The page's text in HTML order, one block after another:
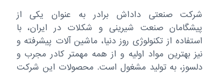
شرکت صنعتی داداش برادر به عنوان یکی از
پیشگامان صنعت شیرینی و شکلات در ایران، با
استفاده از تکنولوژی روز دنیا، ماشین آلات پیشرفته و
نیز بهترین مواد اولیه و از همه مهمتر کادر مجرب و
دلسوز، به تولید مشغول است. محصولات این شرکت